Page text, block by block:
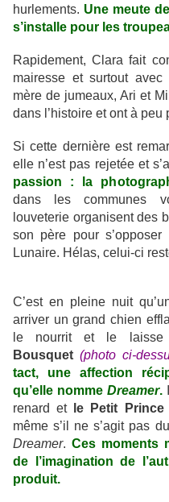
hurlements. Une meute
s’installe pour les
Rapidement, Clara fait
mairesse et surtout avec
mère de jumeaux, Ari et
dans l’histoire et ont à
Si cette dernière est
elle n’est pas rejetée et
passion : la
dans les communes
louveterie organisent des
son père pour
Lunaire. Hélas, celui-ci
C’est en pleine nuit
arriver un grand chien
le nourrit et le laisse
Bousquet (photo ci-
tact, une affection
qu’elle nommeDreamer.
renard et
le Petit Prince
même s’il ne s’agit pas
Dreamer.Ces moments
de l’imagination de
produit.